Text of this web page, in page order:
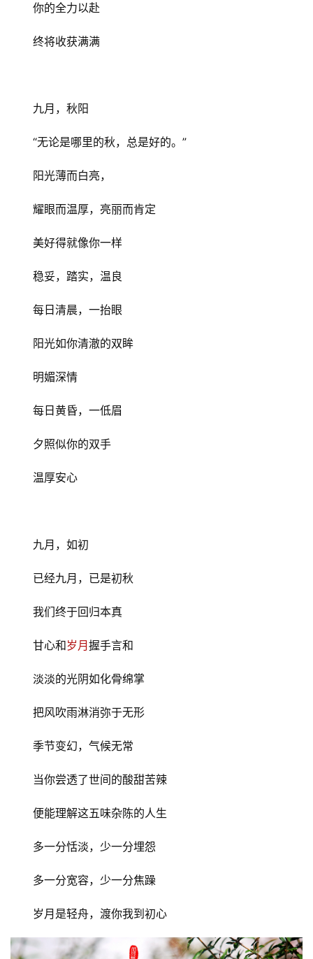
你的全力以赴
终将收获满满
九月，秋阳
“无论是哪里的秋，总是好的。”
阳光薄而白亮，
耀眼而温厚，亮丽而肯定
美好得就像你一样
稳妥，踏实，温良
每日清晨，一抬眼
阳光如你清澈的双眸
明媚深情
每日黄昏，一低眉
夕照似你的双手
温厚安心
九月，如初
已经九月，已是初秋
我们终于回归本真
甘心和岁月 握手言和
淡淡的光阴如化骨绵掌
把风吹雨淋消弥于无形
季节变幻，气候无常
当你尝透了世间的酸甜苦辣
便能理解这五味杂陈的人生
多一分恬淡，少一分埋怨
多一分宽容，少一分焦躁
岁月是轻舟，渡你我到初心